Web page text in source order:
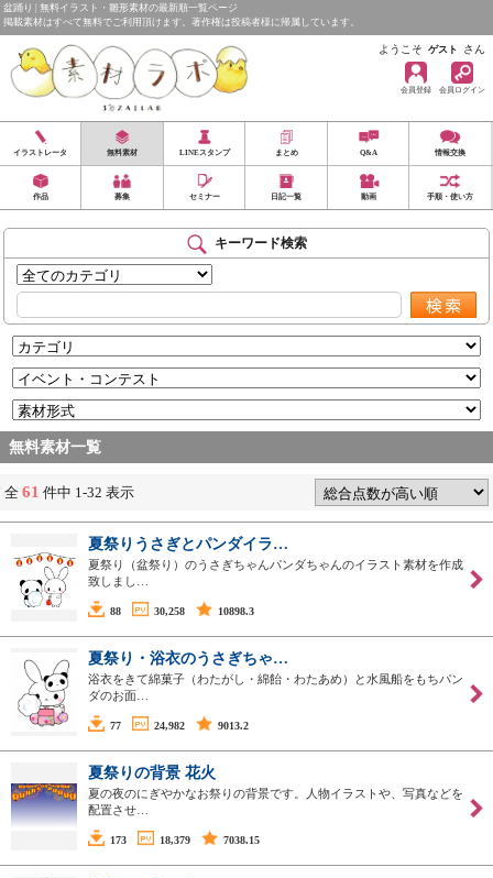
盆踊り | 無料イラスト・雛形素材の最新順一覧ページ
掲載素材はすべて無料でご利用頂けます。著作権は投稿者様に帰属しています。
ようこそ ゲスト さん
会員登録 会員ログイン
イラストレータ 無料素材 LINEスタンプ まとめ Q&A 情報交換
作品 募集 セミナー 日記一覧 動画 手順・使い方
キーワード検索
無料素材一覧
全 61 件中 1-32 表示
夏祭りうさぎとパンダイラ…
夏祭り（盆祭り）のうさぎちゃんパンダちゃんのイラスト素材を作成
致しまし…
88 30,258 10898.3
夏祭り・浴衣のうさぎちゃ…
浴衣をきて綿菓子（わたがし・綿飴・わたあめ）と水風船をもちパン
ダのお面…
77 24,982 9013.2
夏祭りの背景 花火
夏の夜のにぎやかなお祭りの背景です。人物イラストや、写真などを
配置させ…
173 18,379 7038.15